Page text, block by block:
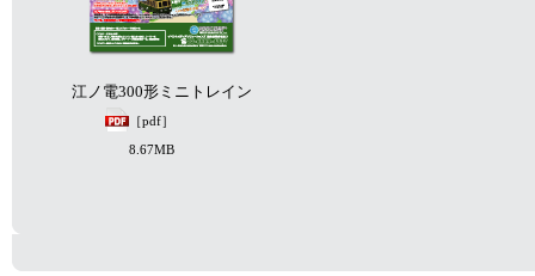
江ノ電300形ミニトレイン
［pdf］
8.67MB